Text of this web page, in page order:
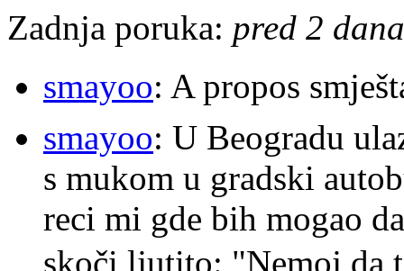
Zadnja poruka: pred 2
smayoo: A propos
smayoo: U Beogradu
s mukom u gradski
reci mi gde bih mogao
skoči ljutito: "Nemoj da